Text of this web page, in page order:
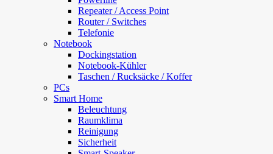
Repeater / Access Point
Router / Switches
Telefonie
Notebook
Dockingstation
Notebook-Kühler
Taschen / Rucksäcke / Koffer
PCs
Smart Home
Beleuchtung
Raumklima
Reinigung
Sicherheit